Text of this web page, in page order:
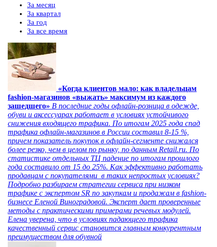
За месяц
За квартал
За год
За все время
«Когда клиентов мало: как владельцам
fashion-магазинов «выжать» максимум из каждого
зашедшего» В последние годы офлайн-розница в одежде,
обуви и аксессуарах работает в условиях устойчивого
снижения входящего трафика. По итогам 2025 года спад
трафика офлайн-магазинов в России составил 8-15 %,
причем показатель покупок в офлайн-сегменте снижался
более резко, чем в целом по рынку, по данным Retail.ru. По
статистике отдельных ТЦ падение по итогам прошлого
года составило от 15 до 25%. Как эффективно работать
продавцам с покупателями в таких непростых условиях?
Подробно разбираем стратегии сервиса при низком
трафике с экспертом SR по закупкам и продажам в fashion-
бизнесе Еленой Виноградовой. Эксперт дает проверенные
методы с практическими примерами речевых модулей.
Елена уверена, что в условиях падающего трафика
качественный сервис становится главным конкурентным
преимуществом для обувной